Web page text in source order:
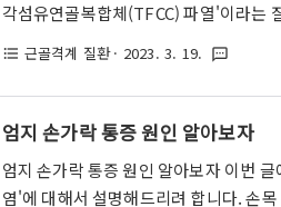
각섬유연골복합체(TFCC) 파열'이라는
지와 인대와 연골로 구성되어 삼각형
각섬유연골복합체는 종종 여러가지 원
그로 인해 손목 바깥쪽에 통증을 유발하
format_list_bulleted 근골격계 질환 · 2023. 3. 19. textsms
엄지 손가락 통증 원인 알아보자
엄지 손가락 통증 원인 알아보자 이번
염'에 대해서 설명해드리려 합니다. 손